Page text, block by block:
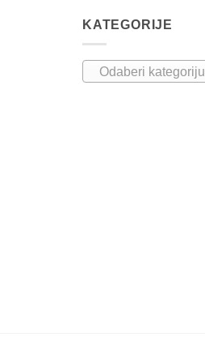
KATEGORIJE
Odaberi kategoriju